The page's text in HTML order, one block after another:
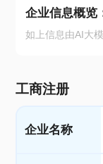
企业信息概览
如上信息由AI大
工商注册
企业名称